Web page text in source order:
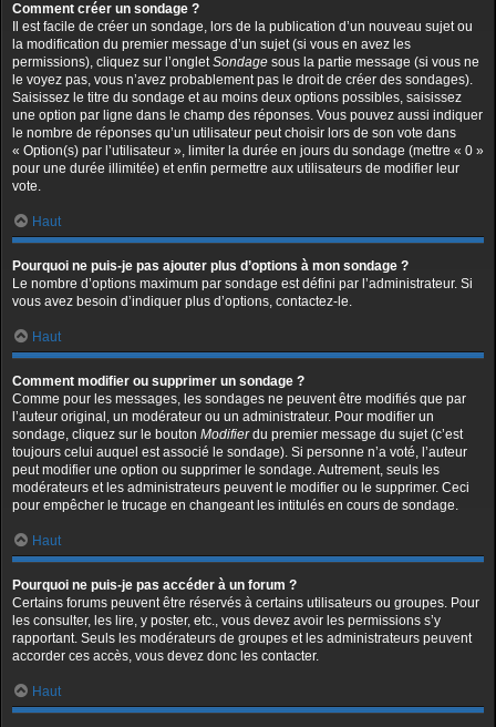
Comment créer un sondage ?
Il est facile de créer un sondage, lors de la publication d’un nouveau sujet ou
la modification du premier message d’un sujet (si vous en avez les
permissions), cliquez sur l’ongletSondage sous la partie message (si vous ne
le voyez pas, vous n’avez probablement pas le droit de créer des sondages).
Saisissez le titre du sondage et au moins deux options possibles, saisissez
une option par ligne dans le champ des réponses. Vous pouvez aussi indiquer
le nombre de réponses qu’un utilisateur peut choisir lors de son vote dans
« Option(s) par l’utilisateur », limiter la durée en jours du sondage (mettre « 0 »
pour une durée illimitée) et enfin permettre aux utilisateurs de modifier leur
vote.
Haut
Pourquoi ne puis-je pas ajouter plus d’options à mon sondage ?
Le nombre d’options maximum par sondage est défini par l’administrateur. Si
vous avez besoin d’indiquer plus d’options, contactez-le.
Haut
Comment modifier ou supprimer un sondage ?
Comme pour les messages, les sondages ne peuvent être modifiés que par
l’auteur original, un modérateur ou un administrateur. Pour modifier un
sondage, cliquez sur le bouton Modifierdu premier message du sujet (c’est
toujours celui auquel est associé le sondage). Si personne n’a voté, l’auteur
peut modifier une option ou supprimer le sondage. Autrement, seuls les
modérateurs et les administrateurs peuvent le modifier ou le supprimer. Ceci
pour empêcher le trucage en changeant les intitulés en cours de sondage.
Haut
Pourquoi ne puis-je pas accéder à un forum ?
Certains forums peuvent être réservés à certains utilisateurs ou groupes. Pour
les consulter, les lire, y poster, etc., vous devez avoir les permissions s’y
rapportant. Seuls les modérateurs de groupes et les administrateurs peuvent
accorder ces accès, vous devez donc les contacter.
Haut